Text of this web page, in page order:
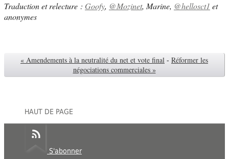
Traduction et relecture : Goofy, @Mozinet, Marine, @hellosct1 et
anonymes
« Amendements à la neutralité du net et vote final - Réformer les
négociations commerciales »
HAUT DE PAGE
S'abonner